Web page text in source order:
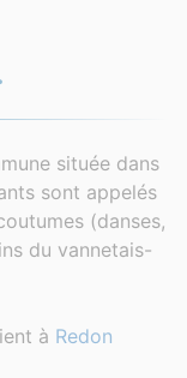
située dans
sont appelés
(danses,
du vannetais-
à Redon